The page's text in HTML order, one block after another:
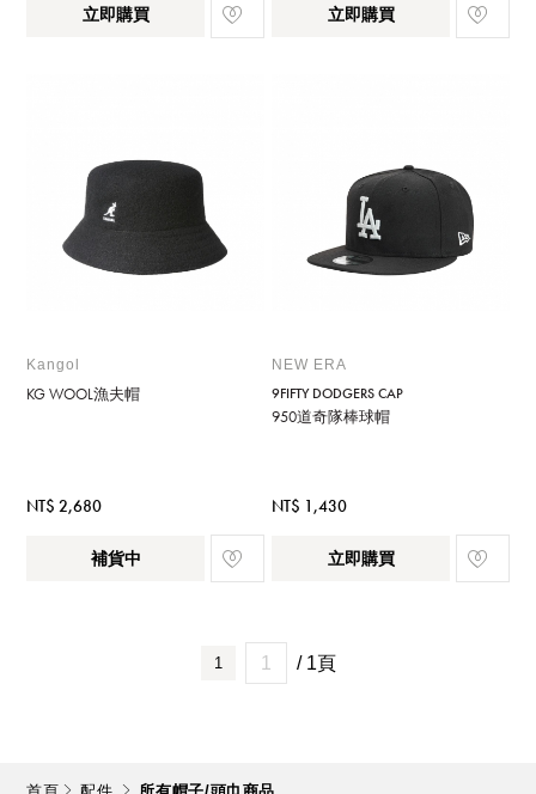
立即購買 立即購買
Kangol
KG WOOL漁夫帽
NT$ 2,680
補貨中
NEW ERA
9FIFTY DODGERS CAP
950道奇隊棒球帽
NT$ 1,430
立即購買
1 / 1頁